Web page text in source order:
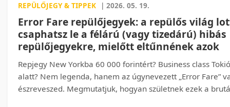
REPÜLŐJEGY & TIPPEK | 2026. 05. 19.
Error Fare repülőjegyek: a repülős világ
csaphatsz le a félárú (vagy tizedárú) hibás
repülőjegyekre, mielőtt eltűnnének azok
Repjegy New Yorkba 60 000 forintért? Business class
alatt? Nem legenda, hanem az úgynevezett „Error Fare”
észreveszed. Megmutatjuk, hogyan születnek ezek a